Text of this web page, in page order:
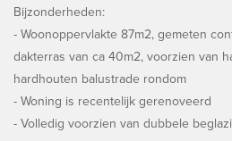
Bijzonderheden:
- Woonoppervlakte 87m2, gemeten
dakterras van ca 40m2, voorzien van
hardhouten balustrade rondom
- Woning is recentelijk gerenoveerd
- Volledig voorzien van dubbele